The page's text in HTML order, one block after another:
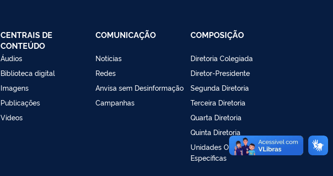
CENTRAIS DE
CONTEÚDO
Áudios
Biblioteca digital
Imagens
Publicações
Vídeos
COMUNICAÇÃO
Notícias
Redes
Anvisa sem Desinformação
Campanhas
COMPOSIÇÃO
Diretoria Colegiada
Diretor-Presidente
Segunda Diretoria
Terceira Diretoria
Quarta Diretoria
Quinta Diretoria
Unidades Organizacionais
Específicas